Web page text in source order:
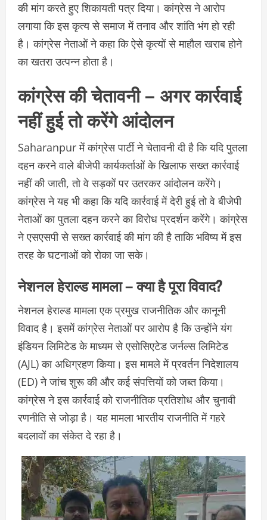
की मांग करते हुए शिकायती पत्र दिया। कांग्रेस ने आरोप
लगाया कि इस कृत्य से समाज में तनाव और शांति भंग हो रही
है। कांग्रेस नेताओं ने कहा कि ऐसे कृत्यों से माहौल खराब होने
का खतरा उत्पन्न होता है।
कांग्रेस की चेतावनी – अगर कार्रवाई
नहीं हुई तो करेंगे आंदोलन
Saharanpur में कांग्रेस पार्टी ने चेतावनी दी है कि यदि पुतला
दहन करने वाले बीजेपी कार्यकर्ताओं के खिलाफ सख्त कार्रवाई
नहीं की जाती, तो वे सड़कों पर उतरकर आंदोलन करेंगे।
कांग्रेस ने यह भी कहा कि यदि कार्रवाई में देरी हुई तो वे बीजेपी
नेताओं का पुतला दहन करने का विरोध प्रदर्शन करेंगे। कांग्रेस
ने एसएसपी से सख्त कार्रवाई की मांग की है ताकि भविष्य में इस
तरह के घटनाओं को रोका जा सके।
नेशनल हेराल्ड मामला – क्या है पूरा विवाद?
नेशनल हेराल्ड मामला एक प्रमुख राजनीतिक और कानूनी
विवाद है। इसमें कांग्रेस नेताओं पर आरोप है कि उन्होंने यंग
इंडियन लिमिटेड के माध्यम से एसोसिएटेड जर्नल्स लिमिटेड
(AJL) का अधिग्रहण किया। इस मामले में प्रवर्तन निदेशालय
(ED) ने जांच शुरू की और कई संपत्तियों को जब्त किया।
कांग्रेस ने इस कार्रवाई को राजनीतिक प्रतिशोध और चुनावी
रणनीति से जोड़ा है। यह मामला भारतीय राजनीति में गहरे
बदलावों का संकेत दे रहा है।